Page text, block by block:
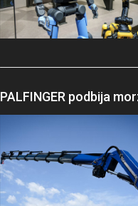
PALFINGER podbija